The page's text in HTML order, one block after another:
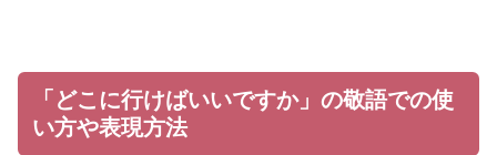
「どこに行けばいいですか」の敬語での使
い方や表現方法